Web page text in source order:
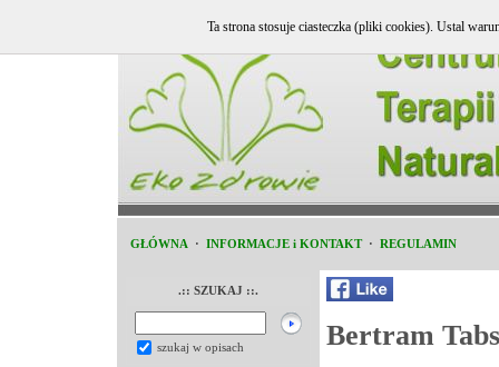
GŁÓWNA · INFORMACJE i KONTAKT · REGULAMIN
.:: SZUKAJ ::.
szukaj w opisach Bertram
Ta strona stosuje ciasteczka (pliki cookies). Ustal